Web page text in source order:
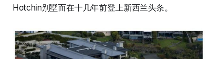
Hotchin别墅而在十几年前登上新西兰头条。